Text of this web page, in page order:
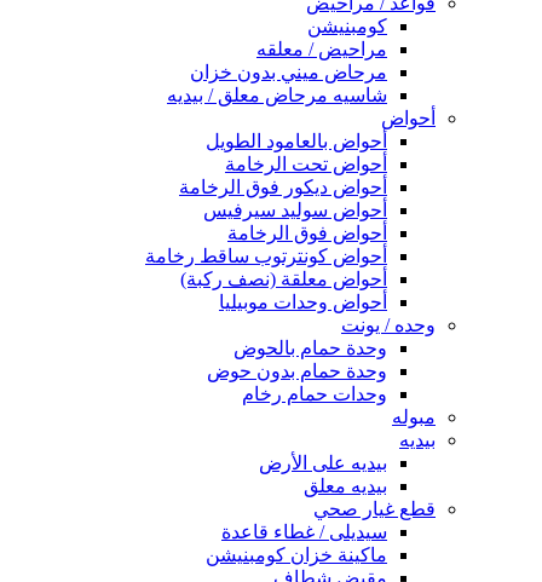
كومبنيشن
مراحيض / معلقه
مرحاض ميني بدون خزان
شاسيه مرحاض معلق / بيديه
أحواض
أحواض بالعامود الطويل
أحواض تحت الرخامة
أحواض ديكور فوق الرخامة
أحواض سوليد سيرفيس
أحواض فوق الرخامة
أحواض كونترتوب ساقط رخامة
أحواض معلقة (نصف ركبة)
أحواض وحدات موبيليا
وحده / يونت
وحدة حمام بالحوض
وحدة حمام بدون حوض
وحدات حمام رخام
مبوله
بيديه
بيديه على الأرض
بيديه معلق
قطع غيار صحي
سيديلى / غطاء قاعدة
ماكينة خزان كومبنيشن
مقبض شطاف